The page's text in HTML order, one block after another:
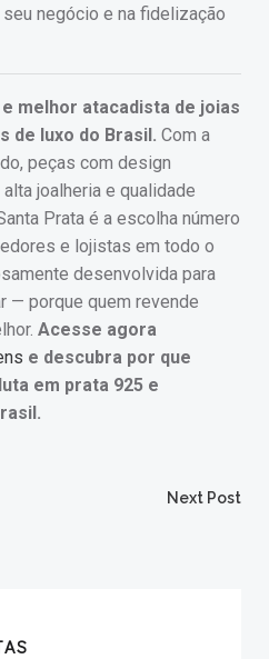
negócio e na fidelização
melhor atacadista de joias
de luxo do Brasil. Com a
peças com design
joalheria e qualidade
Prata é a escolha número
e lojistas em todo o
desenvolvida para
— porque quem revende
Acesse agora
e descubra por que
em prata 925 e
Next Post